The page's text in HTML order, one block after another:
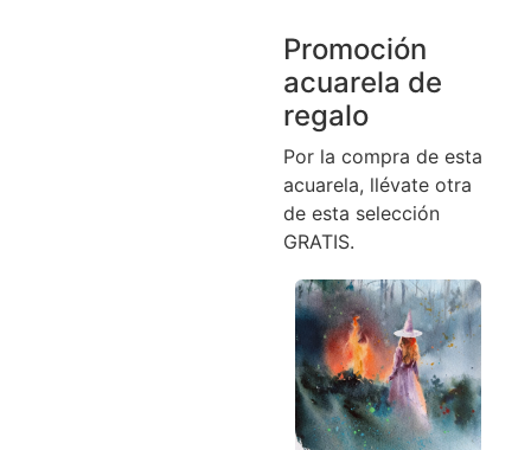
Promoción
acuarela de
regalo
Por la compra de esta
acuarela, llévate otra
de esta selección
GRATIS.